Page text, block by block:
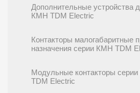
Дополнительные устройства
КМН TDM Electric
Контакторы малогабаритные
назначения серии КМН TDM
Модульные контакторы
TDM Electric